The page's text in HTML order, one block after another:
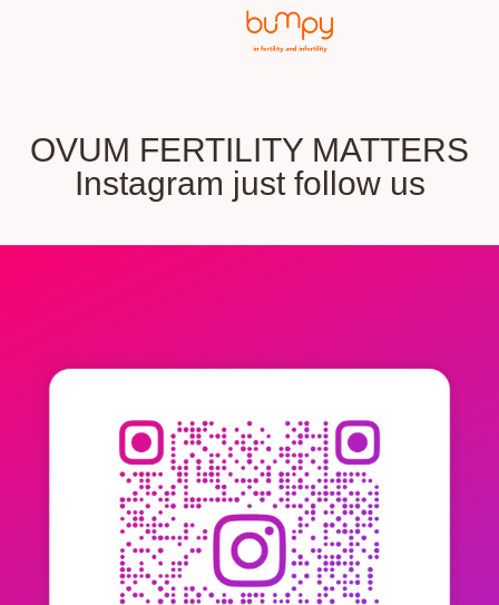
OVUM FERTILITY MATTERS
Instagram just follow us